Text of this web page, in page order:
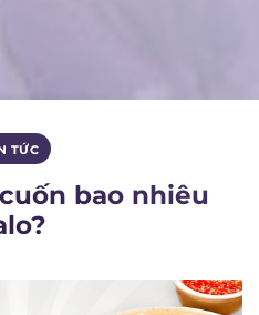
TỨC
bao nhiêu